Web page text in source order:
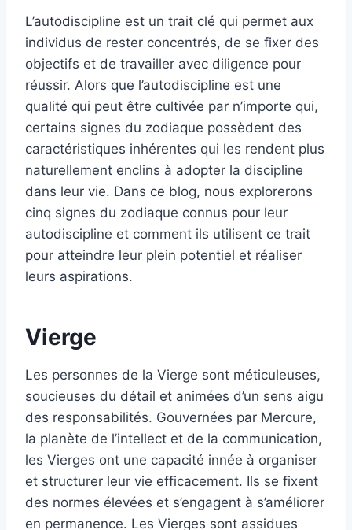
L’autodiscipline est un trait clé qui permet aux
individus de rester concentrés, de se fixer des
objectifs et de travailler avec diligence pour
réussir. Alors que l’autodiscipline est une
qualité qui peut être cultivée par n’importe qui,
certains signes du zodiaque possèdent des
caractéristiques inhérentes qui les rendent plus
naturellement enclins à adopter la discipline
dans leur vie. Dans ce blog, nous explorerons
cinq signes du zodiaque connus pour leur
autodiscipline et comment ils utilisent ce trait
pour atteindre leur plein potentiel et réaliser
leurs aspirations.
Vierge
Les personnes de la Vierge sont méticuleuses,
soucieuses du détail et animées d’un sens aigu
des responsabilités. Gouvernées par Mercure,
la planète de l’intellect et de la communication,
les Vierges ont une capacité innée à organiser
et structurer leur vie efficacement. Ils se fixent
des normes élevées et s’engagent à s’améliorer
en permanence. Les Vierges sont assidues